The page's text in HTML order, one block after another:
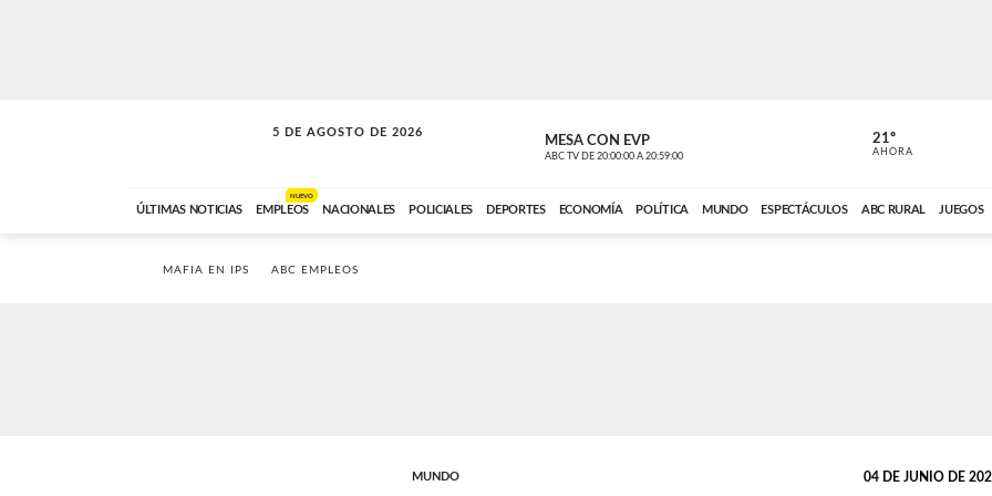
5 DE AGOSTO DE 2026
SOLO MÚSICA MESA CON EVP
ABC TV DE 20:00:00 A 20:59:00 ABC CARDINAL
21º
AHORA
ÚLTIMAS NOTICIAS EMPLEOS
NUEVO
NACIONALES POLICIALES DEPORTES ECONOMÍA POLÍTICA MUNDO ESPECTÁCULOS ABC RURAL JUEGOS
MAFIA EN IPS ABC EMPLEOS
MUNDO 04 DE JUNIO DE